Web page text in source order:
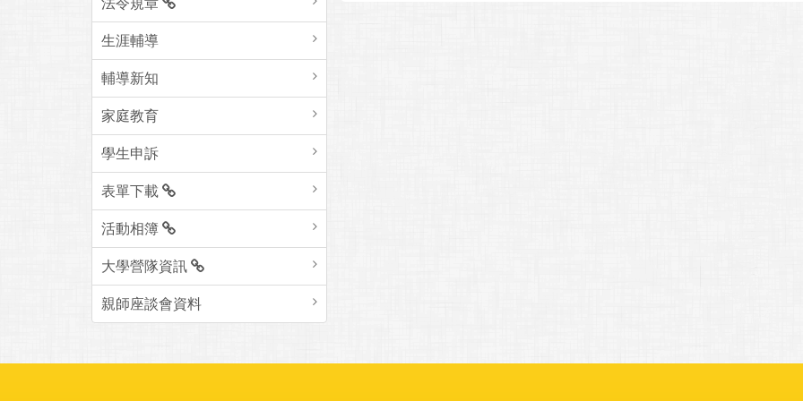
生涯輔導
輔導新知
家庭教育
學生申訴
表單下載
活動相簿
大學營隊資訊
親師座談會資料